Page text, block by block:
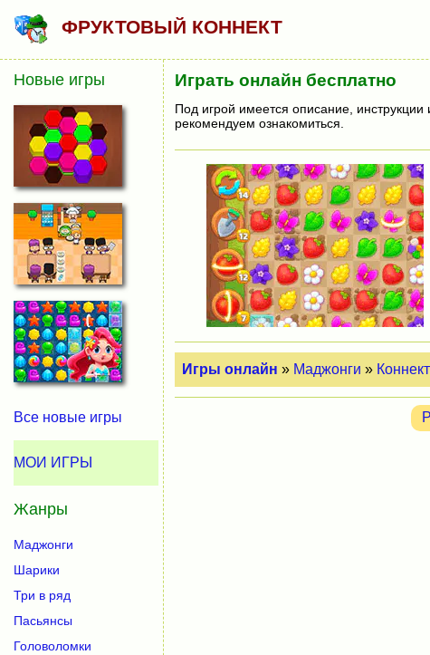
ФРУКТОВЫЙ КОННЕКТ
Играть онлайн бесплатно
Под игрой имеется описание,
рекомендуем ознакомиться.
Игры онлайн » Маджонги » Коннект
Новые игры
Все новые игры
МОИ ИГРЫ
Жанры
Маджонги
Шарики
Три в ряд
Пасьянсы
Головоломки